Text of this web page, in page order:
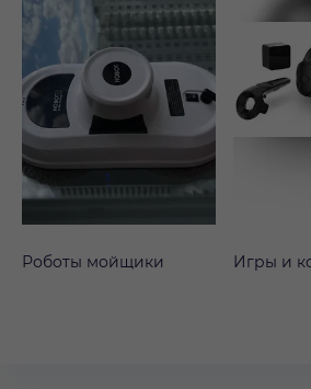
Роботы мойщики Игры и